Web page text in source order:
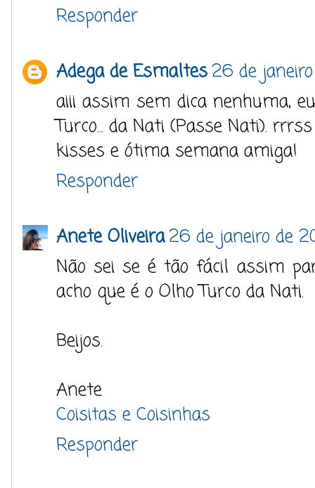
Responder
Adega de Esmaltes26 de
aiii assim sem dica nenhuma,
Turco... da Nati (Passe Nati). rrrss
kisses e ótima semana amiga!
Responder
Anete Oliveira26 de janeiro de
Não sei se é tão fácil assim
acho que é o Olho Turco da Nati.
Beijos.
Anete
Coisitas e Coisinhas
Responder